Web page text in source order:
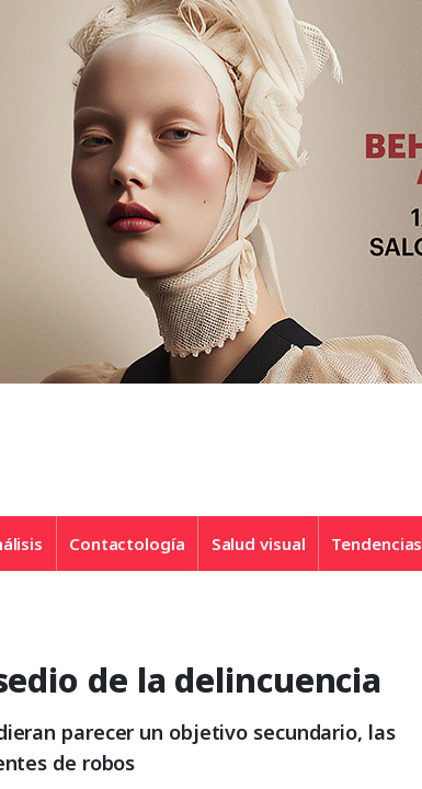
Contactología Salud visual Tendencias
de la delincuencia
parecer un objetivo secundario, las
de robos